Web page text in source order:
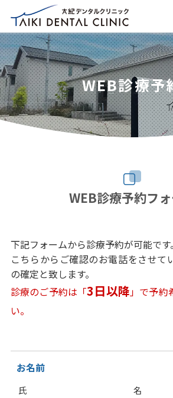
WEB診療予
WEB診療予約フ
下記フォームから診療予約が可能です。
こちらからご確認のお電話をさせて
の確定と致します。
診療のご予約は「3日以降 」で予約
い。
お名前
氏 名